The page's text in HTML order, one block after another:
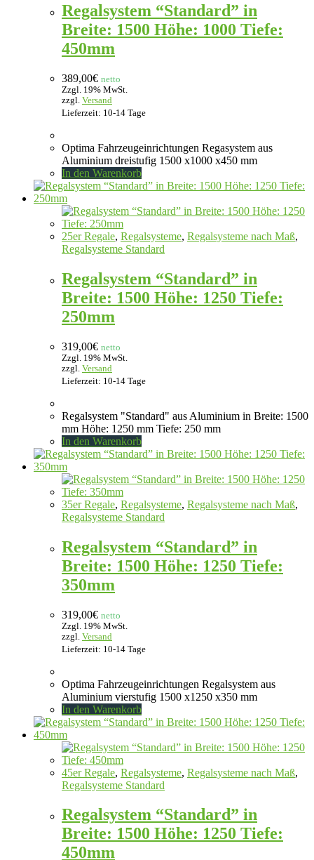
Regalsystem “Standard” in
Breite: 1500 Höhe: 1000 Tiefe:
450mm
389,00€ netto
Zzgl. 19% MwSt.
zzgl. Versand
Lieferzeit: 10-14 Tage
Optima Fahrzeugeinrichtungen Regasystem aus
Aluminium dreistufig 1500 x1000 x450 mm
In den Warenkorb
25er Regale, Regalsysteme, Regalsysteme nach Maß,
Regalsysteme Standard
Regalsystem “Standard” in
Breite: 1500 Höhe: 1250 Tiefe:
250mm
319,00€ netto
Zzgl. 19% MwSt.
zzgl. Versand
Lieferzeit: 10-14 Tage
Regalsystem "Standard" aus Aluminium in Breite: 1500
mm Höhe: 1250 mm Tiefe: 250 mm
In den Warenkorb
35er Regale, Regalsysteme, Regalsysteme nach Maß,
Regalsysteme Standard
Regalsystem “Standard” in
Breite: 1500 Höhe: 1250 Tiefe:
350mm
319,00€ netto
Zzgl. 19% MwSt.
zzgl. Versand
Lieferzeit: 10-14 Tage
Optima Fahrzeugeinrichtungen Regalsystem aus
Aluminium vierstufig 1500 x1250 x350 mm
In den Warenkorb
45er Regale, Regalsysteme, Regalsysteme nach Maß,
Regalsysteme Standard
Regalsystem “Standard” in
Breite: 1500 Höhe: 1250 Tiefe:
450mm